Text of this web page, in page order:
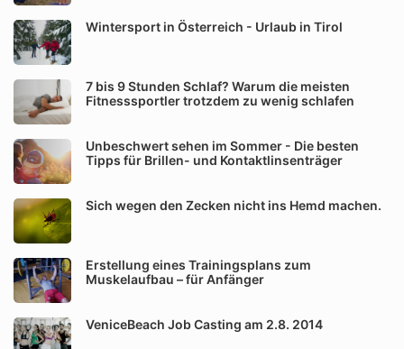
Wintersport in Österreich - Urlaub in Tirol
7 bis 9 Stunden Schlaf? Warum die meisten
Fitnesssportler trotzdem zu wenig schlafen
Unbeschwert sehen im Sommer - Die besten
Tipps für Brillen- und Kontaktlinsenträger
Sich wegen den Zecken nicht ins Hemd machen.
Erstellung eines Trainingsplans zum
Muskelaufbau – für Anfänger
VeniceBeach Job Casting am 2.8. 2014